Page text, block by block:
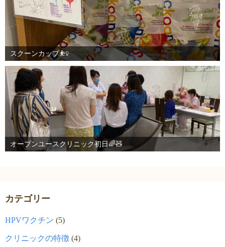
スクーンカップ⛹️‍♀️
オープンユースクリニック初日🌈🧸
カテゴリー
HPVワクチン (5)
クリニックの特徴 (4)